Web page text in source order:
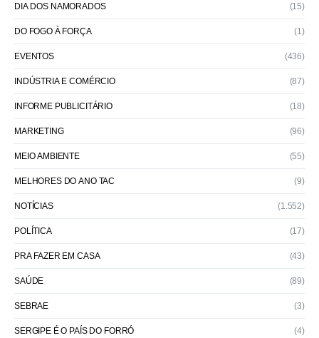
DIA DOS NAMORADOS (15)
DO FOGO À FORÇA (1)
EVENTOS (436)
INDÚSTRIA E COMÉRCIO (87)
INFORME PUBLICITÁRIO (18)
MARKETING (96)
MEIO AMBIENTE (55)
MELHORES DO ANO TAC (9)
NOTÍCIAS (1.552)
POLÍTICA (17)
PRA FAZER EM CASA (43)
SAÚDE (89)
SEBRAE (3)
SERGIPE É O PAÍS DO FORRÓ (4)